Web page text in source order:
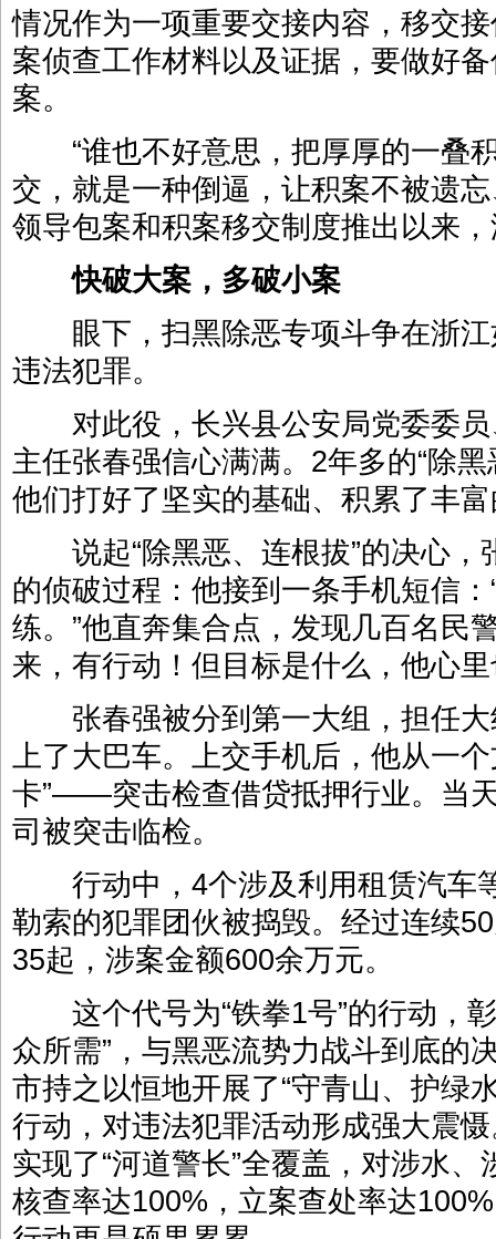
情况作为一项重要交接内容，移交
案侦查工作材料以及证据，要做好
案。
“谁也不好意思，把厚厚的一叠
交，就是一种倒逼，让积案不被遗
领导包案和积案移交制度推出以来
快破大案，多破小案
眼下，扫黑除恶专项斗争在浙江
违法犯罪。
对此役，长兴县公安局党委委员
主任张春强信心满满。2年多的“除
他们打好了坚实的基础、积累了丰
说起“除黑恶、连根拔”的决心，
的侦破过程：他接到一条手机短信
练。”他直奔集合点，发现几百名民
来，有行动！但目标是什么，他心
张春强被分到第一大组，担任大
上了大巴车。上交手机后，他从一
卡”——突击检查借贷抵押行业。当
司被突击临检。
行动中，4个涉及利用租赁汽车
勒索的犯罪团伙被捣毁。经过连续
35起，涉案金额600余万元。
这个代号为“铁拳1号”的行动，彰
众所需”，与黑恶流势力战斗到底的
市持之以恒地开展了“守青山、护绿
行动，对违法犯罪活动形成强大震
实现了“河道警长”全覆盖，对涉水
核查率达100%，立案查处率达